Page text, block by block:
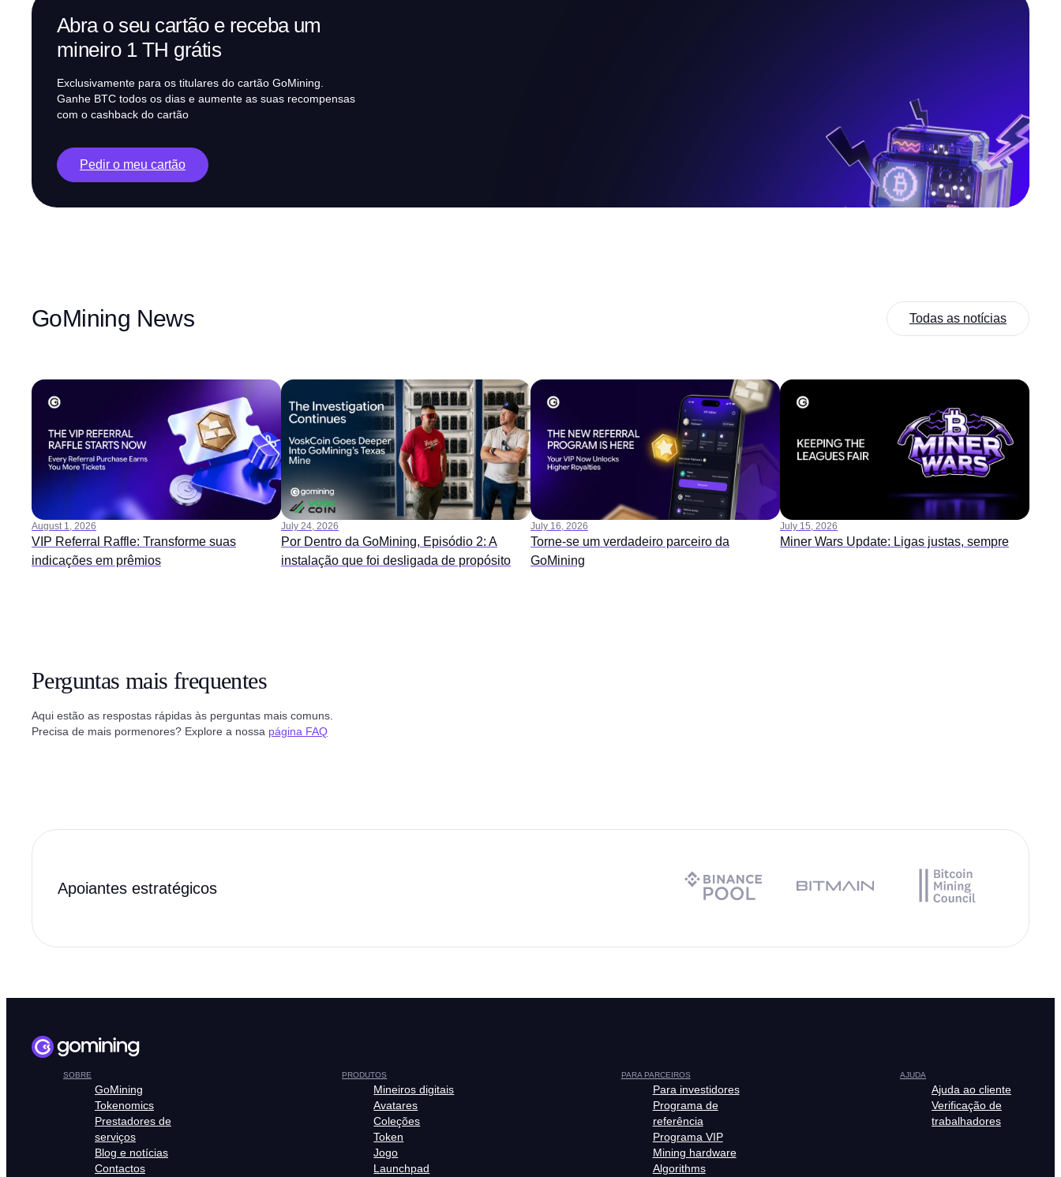
Abra o seu cartão e receba um
mineiro 1 TH grátis
Exclusivamente para os titulares do cartão GoMining.
Ganhe BTC todos os dias e aumente as suas recompensas
com o cashback do cartão
Pedir o meu cartão
GoMining News Todas as notícias
VIP Referral Raffle: Transforme suas
indicações em prêmios
August 1, 2026
Por Dentro da GoMining, Episódio 2: A
instalação que foi desligada de propósito
July 24, 2026
Torne-se um verdadeiro parceiro da
GoMining
July 16, 2026
Miner Wars Update: Ligas justas, sempre
July 15, 2026
Perguntas mais frequentes
Aqui estão as respostas rápidas às perguntas mais comuns.
Precisa de mais pormenores? Explore a nossa página FAQ
Apoiantes estratégicos
SOBRE
GoMining
Tokenomics
Prestadores de
serviços
Blog e notícias
Contactos
PRODUTOS
Mineiros digitais
Avatares
Coleções
Token
Jogo
Launchpad
PARA PARCEIROS
Para investidores
Programa de
referência
Programa VIP
Mining hardware
Algorithms
AJUDA
Ajuda ao cliente
Verificação de
trabalhadores